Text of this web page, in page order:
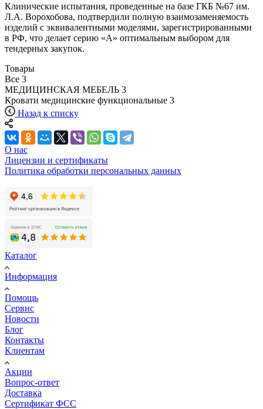
Клинические испытания, проведенные на базе ГКБ №67 им.
Л.А. Ворохобова, подтвердили полную взаимозаменяемость
изделий с эквивалентными моделями, зарегистрированными
в РФ, что делает серию «А» оптимальным выбором для
тендерных закупок.
Товары
Все 3
МЕДИЦИНСКАЯ МЕБЕЛЬ 3
Кровати медицинские функциональные 3
Назад к списку
О нас
Лицензии и сертификаты
Политика обработки персональных данных
Каталог
Информация
Помощь
Сервис
Новости
Блог
Контакты
Клиентам
Акции
Вопрос-ответ
Доставка
Сертификат ФСС